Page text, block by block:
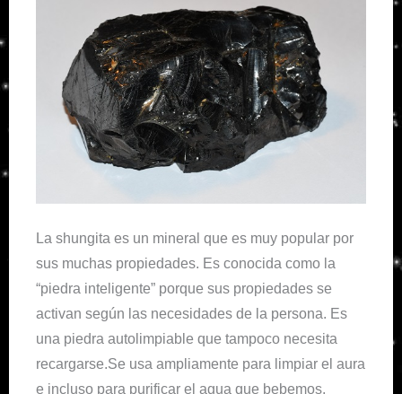
La shungita es un mineral que es muy popular por
sus muchas propiedades. Es conocida como la
“piedra inteligente” porque sus propiedades se
activan según las necesidades de la persona. Es
una piedra autolimpiable que tampoco necesita
recargarse.Se usa ampliamente para limpiar el aura
e incluso para purificar el agua que bebemos.